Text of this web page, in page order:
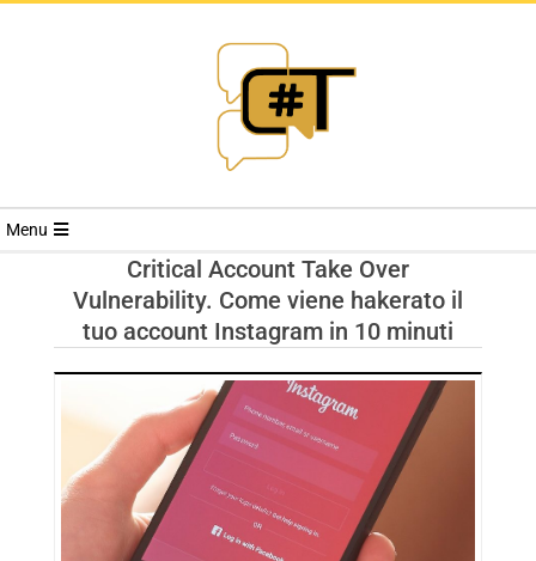
RIVISTA
TRENDS
Menu
Critical Account Take Over
Vulnerability. Come viene hakerato il
tuo account Instagram in 10 minuti